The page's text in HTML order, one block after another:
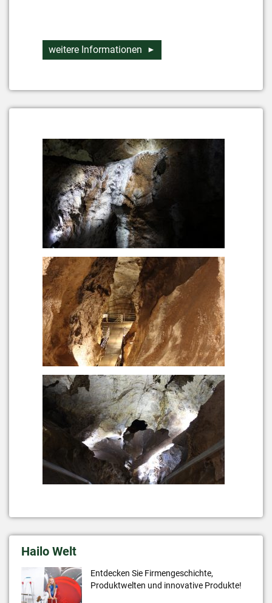
weitere Informationen
Hailo Welt
Entdecken Sie Firmengeschichte,
Produktwelten und innovative Produkte!